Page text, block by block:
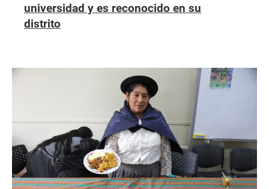
universidad y es reconocido en su
distrito